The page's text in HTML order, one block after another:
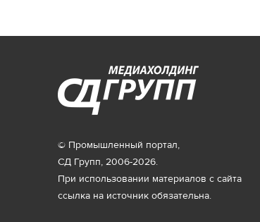
© Промышленный портал,
СД Групп, 2006-2026.
При использовании материалов с сайта
ссылка на источник обязательна.